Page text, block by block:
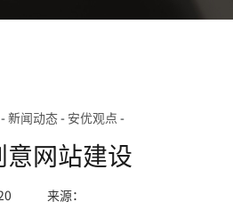
-新闻动态- 安优观点 -
网站建设
来源：